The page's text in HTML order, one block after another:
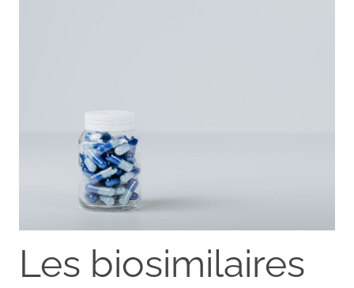
Les biosimilaires